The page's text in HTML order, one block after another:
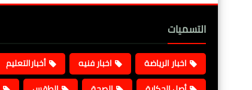
التسميات
اخبار الرياضة اخبار فنيه أخبارالتعليم